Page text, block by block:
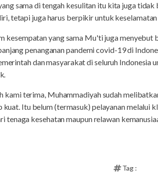
sama di tengah kesulitan itu kita juga
tetapi juga harus berpikir untuk keselamatan
kesempatan yang sama Mu'ti juga
penanganan pandemi covid-19 di
dan masyarakat di seluruh Indonesia
kami terima, Muhammadiyah sudah
kuat. Itu belum (termasuk) pelayanan
tenaga kesehatan maupun relawan
Tag :